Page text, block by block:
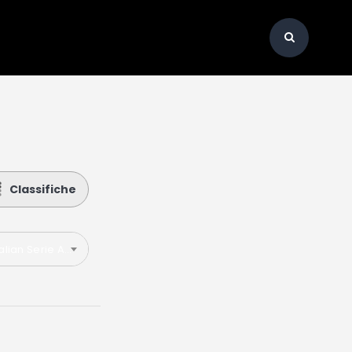
Classifiche
Italian Serie A 2021-2022